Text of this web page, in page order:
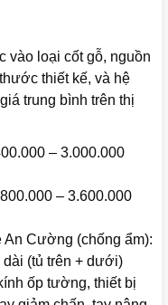
vào loại cốt gỗ, nguồn
thiết kế, và hệ
trung bình trên thị
– 3.000.000
– 3.600.000
An Cường (chống ẩm):
(tủ trên + dưới)
ốp tường, thiết bị